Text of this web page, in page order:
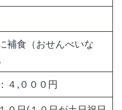
補食（おせんべいな
４,０００円